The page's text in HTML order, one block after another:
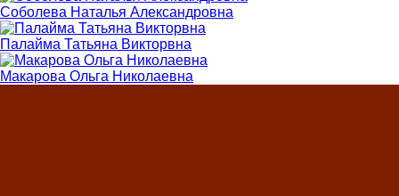
Соболева Наталья Александровна
Палайма Татьяна Викторвна
Макарова Ольга Николаевна